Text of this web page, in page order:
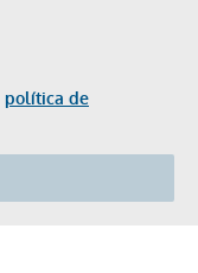
política de